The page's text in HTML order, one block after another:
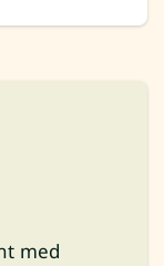
med